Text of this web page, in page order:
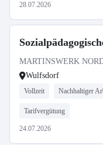
28.07.2026
MARTINSWERK
Wulfsdorf
Vollzeit Nachhaltiger
Tarifvergütung
24.07.2026